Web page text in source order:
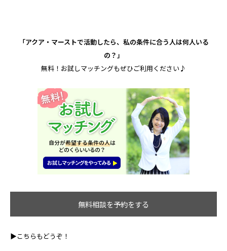
「アクア・マーストで活動したら、私の条件に合う人は何人いる
の？」
無料！お試しマッチングもぜひご利用ください♪
無料相談を予約をする
▶こちらもどうぞ！